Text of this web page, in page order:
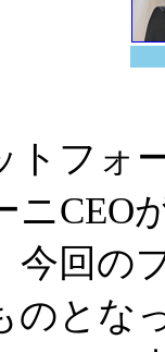
フォ
ニCEO
今回の
のとな